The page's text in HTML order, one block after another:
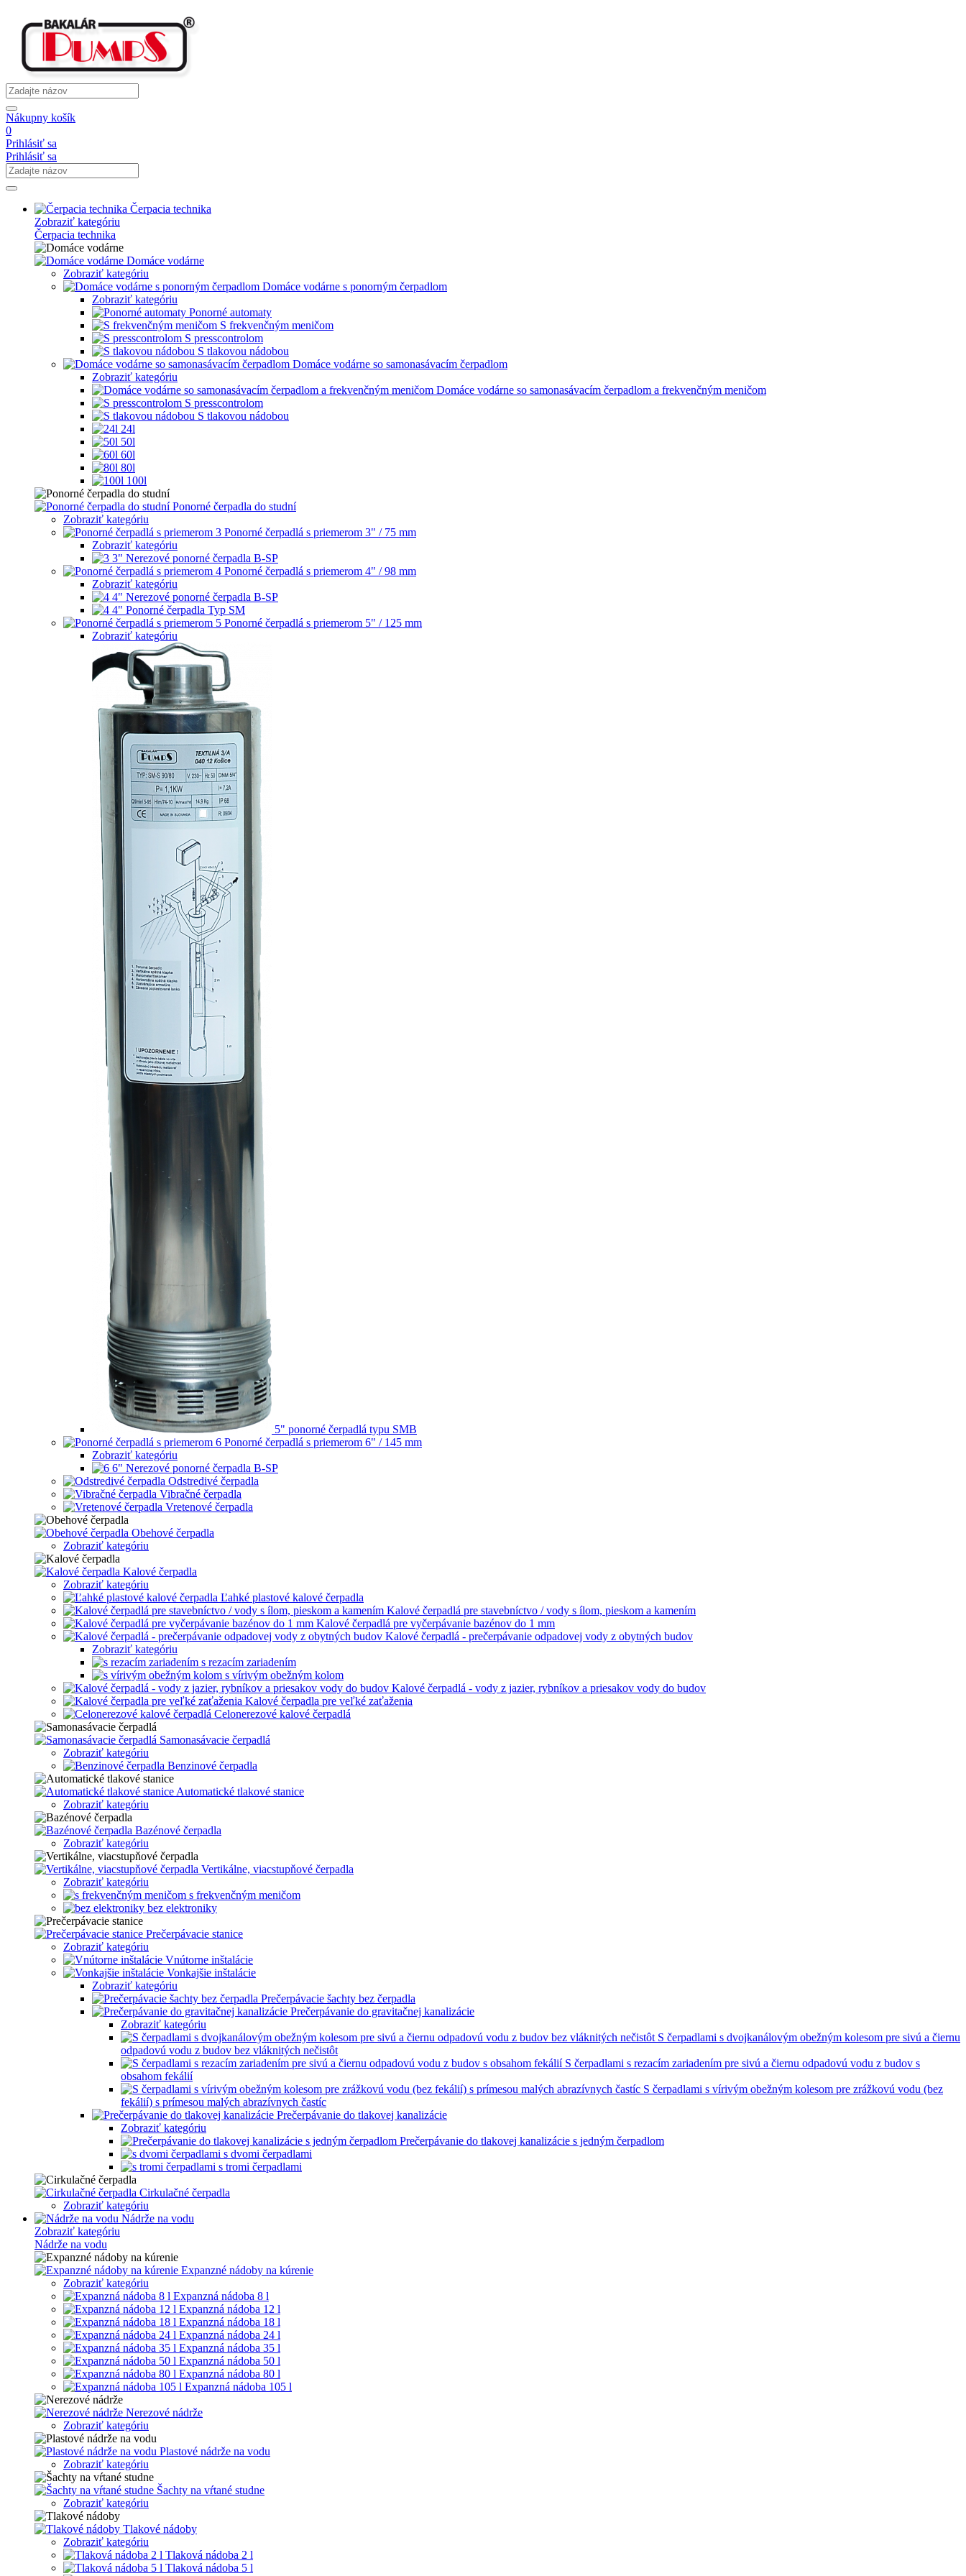
Nákupny košík
0
Prihlásiť sa
Prihlásiť sa
Čerpacia technika
Zobraziť kategóriu
Čerpacia technika
Domáce vodárne
Zobraziť kategóriu
Domáce vodárne s ponorným čerpadlom
Zobraziť kategóriu
Ponorné automaty
S frekvenčným meničom
S presscontrolom
S tlakovou nádobou
Domáce vodárne so samonasávacím čerpadlom
Zobraziť kategóriu
Domáce vodárne so samonasávacím čerpadlom a frekvenčným meničom
S presscontrolom
S tlakovou nádobou
24l
50l
60l
80l
100l
Ponorné čerpadla do studní
Zobraziť kategóriu
Ponorné čerpadlá s priemerom 3" / 75 mm
Zobraziť kategóriu
3" Nerezové ponorné čerpadla B-SP
Ponorné čerpadlá s priemerom 4" / 98 mm
Zobraziť kategóriu
4" Nerezové ponorné čerpadla B-SP
4" Ponorné čerpadla Typ SM
Ponorné čerpadlá s priemerom 5" / 125 mm
Zobraziť kategóriu
5" ponorné čerpadlá typu SMB
Ponorné čerpadlá s priemerom 6" / 145 mm
Zobraziť kategóriu
6" Nerezové ponorné čerpadla B-SP
Odstredivé čerpadla
Vibračné čerpadla
Vretenové čerpadla
Obehové čerpadla
Zobraziť kategóriu
Kalové čerpadla
Zobraziť kategóriu
Ľahké plastové kalové čerpadla
Kalové čerpadlá pre stavebníctvo / vody s ílom, pieskom a kamením
Kalové čerpadlá pre vyčerpávanie bazénov do 1 mm
Kalové čerpadlá - prečerpávanie odpadovej vody z obytných budov
Zobraziť kategóriu
s rezacím zariadením
s vírivým obežným kolom
Kalové čerpadlá - vody z jazier, rybníkov a priesakov vody do budov
Kalové čerpadla pre veľké zaťaženia
Celonerezové kalové čerpadlá
Samonasávacie čerpadlá
Zobraziť kategóriu
Benzinové čerpadla
Automatické tlakové stanice
Zobraziť kategóriu
Bazénové čerpadla
Zobraziť kategóriu
Vertikálne, viacstupňové čerpadla
Zobraziť kategóriu
s frekvenčným meničom
bez elektroniky
Prečerpávacie stanice
Zobraziť kategóriu
Vnútorne inštalácie
Vonkajšie inštalácie
Zobraziť kategóriu
Prečerpávacie šachty bez čerpadla
Prečerpávanie do gravitačnej kanalizácie
Zobraziť kategóriu
S čerpadlami s dvojkanálovým obežným kolesom pre sivú a čiernu
odpadovú vodu z budov bez vláknitých nečistôt
S čerpadlami s rezacím zariadením pre sivú a čiernu odpadovú vodu z budov s
obsahom fekálií
S čerpadlami s vírivým obežným kolesom pre zrážkovú vodu (bez
fekálií) s prímesou malých abrazívnych častíc
Prečerpávanie do tlakovej kanalizácie
Zobraziť kategóriu
Prečerpávanie do tlakovej kanalizácie s jedným čerpadlom
s dvomi čerpadlami
s tromi čerpadlami
Cirkulačné čerpadla
Zobraziť kategóriu
Nádrže na vodu
Zobraziť kategóriu
Nádrže na vodu
Expanzné nádoby na kúrenie
Zobraziť kategóriu
Expanzná nádoba 8 l
Expanzná nádoba 12 l
Expanzná nádoba 18 l
Expanzná nádoba 24 l
Expanzná nádoba 35 l
Expanzná nádoba 50 l
Expanzná nádoba 80 l
Expanzná nádoba 105 l
Nerezové nádrže
Zobraziť kategóriu
Plastové nádrže na vodu
Zobraziť kategóriu
Šachty na vŕtané studne
Zobraziť kategóriu
Tlakové nádoby
Zobraziť kategóriu
Tlaková nádoba 2 l
Tlaková nádoba 5 l